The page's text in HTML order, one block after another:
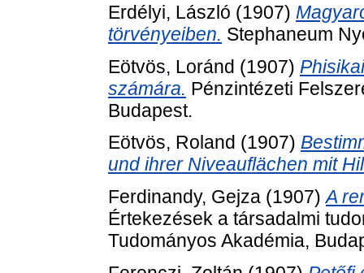
Erdélyi, László (1907)
törvényeiben. Stephaneum
Eötvös, Loránd (1907)
számára. Pénzintézeti
Budapest.
Eötvös, Roland (1907)
und ihrer Niveauflächen mit
Ferdinandy, Gejza (1907)A
Értekezések a társadalmi
Tudományos Akadémia,